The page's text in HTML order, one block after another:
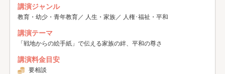
講演ジャンル
教育・幼少・青年教育／ 人生・家族／ 人権･福祉・平和
講演テーマ
「戦地からの絵手紙」で伝える家族の絆、平和の尊さ
講演料金目安
要相談